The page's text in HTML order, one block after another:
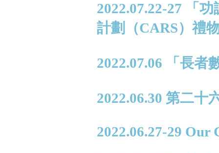
2022.07.22-27 「
計劃（CARS）禮
2022.07.06 「長者
2022.06.30 第二十
2022.06.27-29 Our